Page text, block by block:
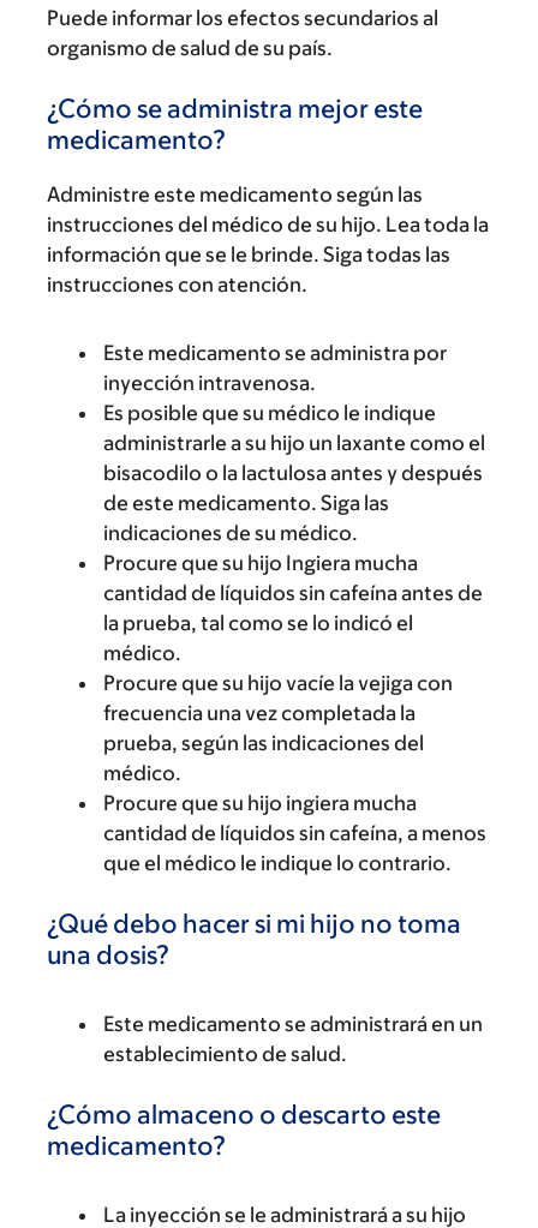
Puede informar los efectos secundarios al
organismo de salud de su país.
¿Cómo se administra mejor este
medicamento?
Administre este medicamento según las
instrucciones del médico de su hijo. Lea toda la
información que se le brinde. Siga todas las
instrucciones con atención.
Este medicamento se administra por
inyección intravenosa.
Es posible que su médico le indique
administrarle a su hijo un laxante como el
bisacodilo o la lactulosa antes y después
de este medicamento. Siga las
indicaciones de su médico.
Procure que su hijo Ingiera mucha
cantidad de líquidos sin cafeína antes de
la prueba, tal como se lo indicó el
médico.
Procure que su hijo vacíe la vejiga con
frecuencia una vez completada la
prueba, según las indicaciones del
médico.
Procure que su hijo ingiera mucha
cantidad de líquidos sin cafeína, a menos
que el médico le indique lo contrario.
¿Qué debo hacer si mi hijo no toma
una dosis?
Este medicamento se administrará en un
establecimiento de salud.
¿Cómo almaceno o descarto este
medicamento?
La inyección se le administrará a su hijo